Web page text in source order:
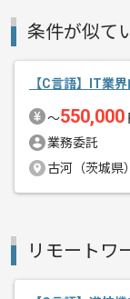
精算・お支払い
その他募集要項
エージェントか
条件が似て
【C言語】IT業
〜550,000
業務委託
古河（茨城県）
リモートワ